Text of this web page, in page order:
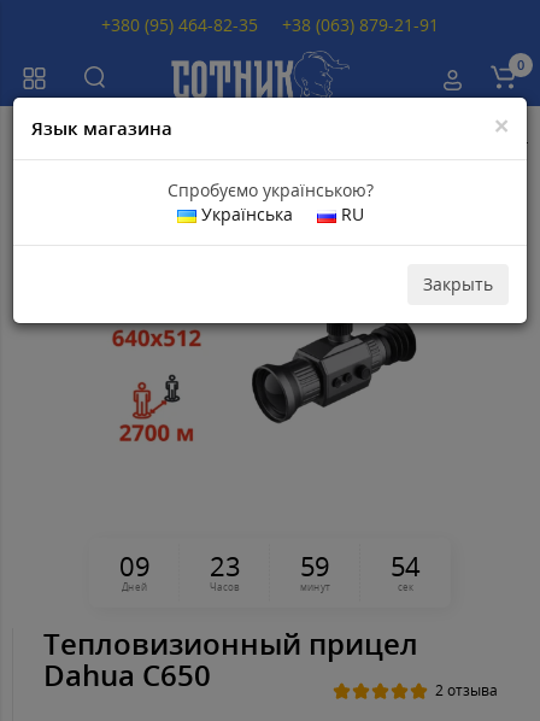
0
Тепловизионные прицелы
×
Язык магазина
Спробуємо українською?
Українська
RU
Закрыть
09
Дней
23
Часов
59
минут
54
сек
Тепловизионный прицел
Dahua C650 2 отзыва
+380 (95) 464-82-35 +38 (063) 879-21-91